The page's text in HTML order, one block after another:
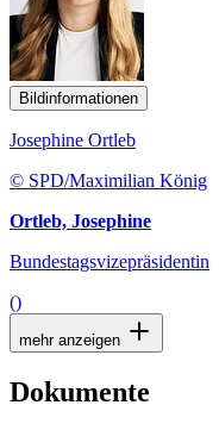
Bildinformationen
Josephine Ortleb
© SPD/Maximilian König
Ortleb, Josephine
Bundestagsvizepräsidentin
()
mehr anzeigen
Dokumente